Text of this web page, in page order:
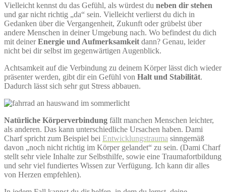
Vielleicht kennst du das Gefühl, als würdest du neben dir stehen
und gar nicht richtig „da“ sein. Vielleicht verlierst du dich in
Gedanken über die Vergangenheit, Zukunft oder grübelst über
andere Menschen in deiner Umgebung nach. Wo befindest du dich
mit deinerEnergie und Aufmerksamkeit dann? Genau, leider
nicht bei dir selbst im gegenwärtigen Augenblick.
Achtsamkeit auf die Verbindung zu deinem Körper lässt dich wieder
präsenter werden, gibt dir ein Gefühl von Halt und Stabilität.
Dadurch lässt sich sehr gut Stress abbauen.
Natürliche Körperverbindung fällt manchen Menschen leichter,
als anderen. Das kann unterschiedliche Ursachen haben. Dami
Charf spricht zum Beispiel bei Entwicklungstrauma sinngemäß
davon „noch nicht richtig im Körper gelandet“ zu sein. (Dami Charf
stellt sehr viele Inhalte zur Selbsthilfe, sowie eine Traumafortbildung
und sehr viel fundiertes Wissen zur Verfügung. Ich kann dir alles
von Herzen empfehlen).